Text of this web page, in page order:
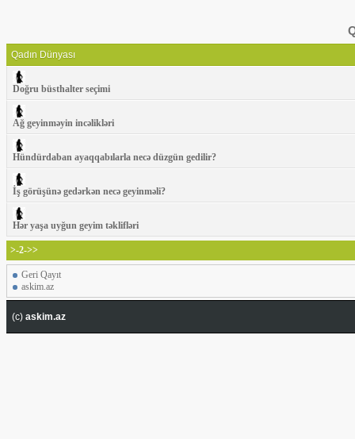
Qadın Dünyası
Doğru büsthalter seçimi
Ağ geyinməyin incəlikləri
Hündürdaban ayaqqabılarla necə düzgün gedilir?
İş görüşünə gedərkən necə geyinməli?
Hər yaşa uyğun geyim təklifləri
>-2->>
Geri Qayıt
askim.az
(c) askim.az